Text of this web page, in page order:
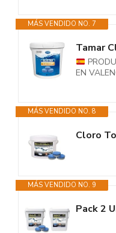
MÁS VENDIDO NO. 7
EN
MÁS VENDIDO NO. 8
MÁS VENDIDO NO. 9